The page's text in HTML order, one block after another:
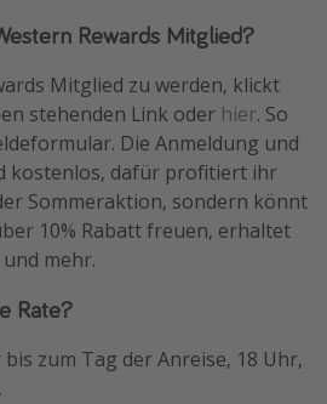
Rewards Mitglied?​
Mitglied zu werden, klickt
stehenden Link oder hier. So
Die Anmeldung und
kostenlos, dafür profitiert ihr
Sommeraktion, sondern könnt
10% Rabatt freuen, erhaltet
mehr.
Rate?
zum Tag der Anreise, 18 Uhr,